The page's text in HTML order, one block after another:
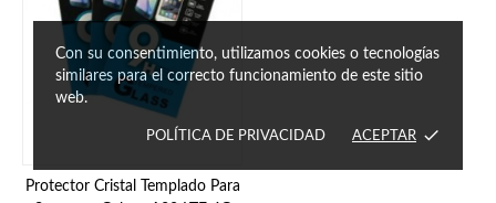
Con su consentimiento, utilizamos cookies o tecnologías
similares para el correcto funcionamiento de este sitio
web.
POLÍTICA DE PRIVACIDAD ACEPTAR done
Protector Cristal Templado Para